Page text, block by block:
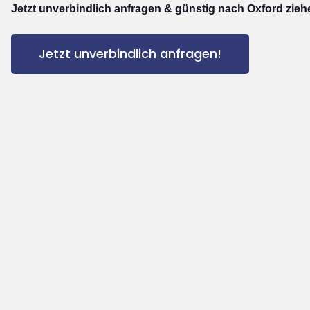
Jetzt unverbindlich anfragen & günstig nach Oxford
Jetzt unverbindlich anfragen!